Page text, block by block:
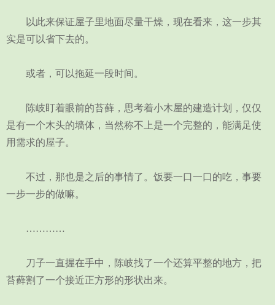
以此来保证屋子里地面尽量干燥，现在看来，这一步其
实是可以省下去的。
或者，可以拖延一段时间。
陈岐盯着眼前的苔藓，思考着小木屋的建造计划，仅仅
是有一个木头的墙体，当然称不上是一个完整的，能满足使
用需求的屋子。
不过，那也是之后的事情了。饭要一口一口的吃，事要
一步一步的做嘛。
…………
刀子一直握在手中，陈岐找了一个还算平整的地方，把
苔藓割了一个接近正方形的形状出来。